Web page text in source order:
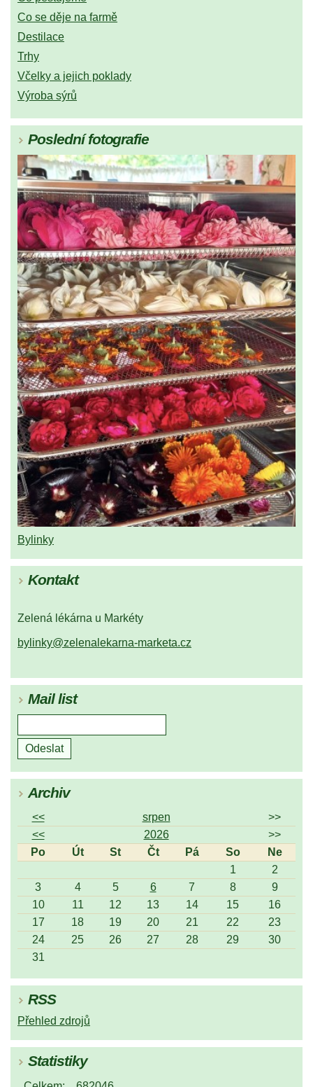
Co se děje na farmě
Destilace
Trhy
Včelky a jejich poklady
Výroba sýrů
Poslední fotografie
Bylinky
Kontakt
Zelená lékárna u Markéty
bylinky@zelenalekarna-marketa.cz
Mail list
Archiv
<< srpen
>>
<<
2026
>>
Po
Út St Čt Pá So
Ne
1
2
3
4 5 6 7 8
9
10
11 12 13 14 15
16
17
18 19 20 21 22
23
24
25 26 27 28 29
30
31
RSS
Přehled zdrojů
Statistiky